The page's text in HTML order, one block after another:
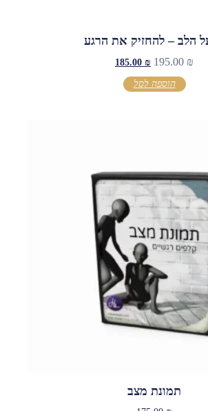
הלב – להחזיק את הרגע
195.00 ₪
185.00 ₪
הוספה לסל
תמונת מצב